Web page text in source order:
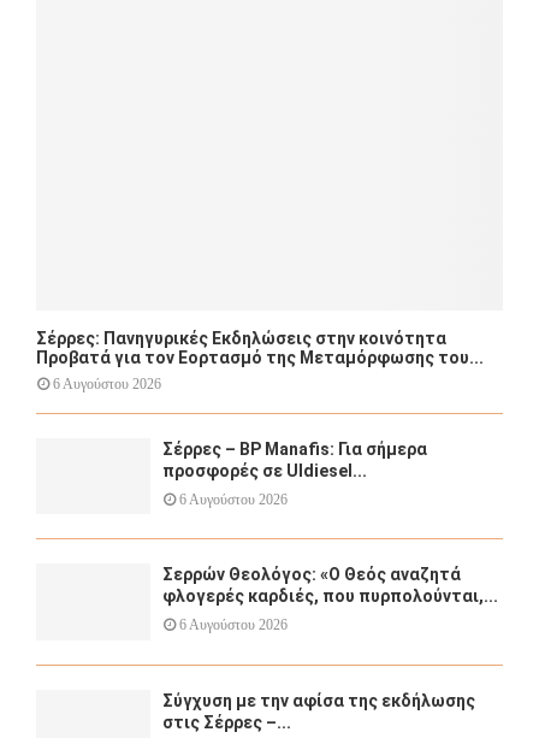
Σέρρες: Πανηγυρικές Εκδηλώσεις στην κοινότητα
Προβατά για τον Εορτασμό της Μεταμόρφωσης του...
6 Αυγούστου 2026
Σέρρες – BP Manafis: Για σήμερα
προσφορές σε Uldiesel...
6 Αυγούστου 2026
Σερρών Θεολόγος: «Ο Θεός αναζητά
φλογερές καρδιές, που πυρπολούνται,...
6 Αυγούστου 2026
Σύγχυση με την αφίσα της εκδήλωσης
στις Σέρρες –...